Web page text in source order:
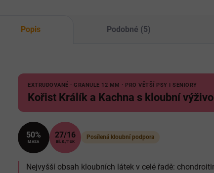
Popis Podobné (5)
EXTRUDOVANÉ · GRANULE 12 MM · PRO VĚTŠÍ PSY I SENIORY
Kořist Králík a Kachna s kloubní
50%
MASA
27/16
BÍLK./TUK
Posílená kloubní podpora
Nejvyšší obsah kloubních látek v celé řadě: